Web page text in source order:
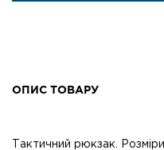
ОПИС ТОВАРУ
Тактичний рюкзак.